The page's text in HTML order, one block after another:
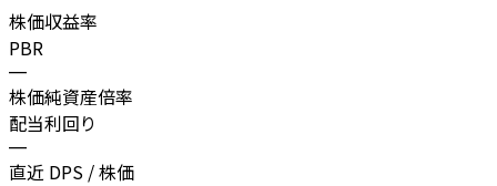
株価収益率
PBR
—
株価純資産倍率
配当利回り
—
直近 DPS / 株価